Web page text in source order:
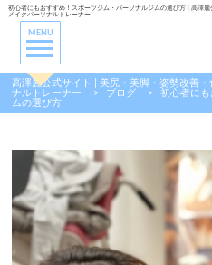
初心者にもおすすめ！スポーツジム・パーソナルジムの選び方 | 高澤
メイクパーソナルトレーナー
MENU
高澤麗公式サイト | 美尻・美脚・姿勢改善
ナルトレーナー
> ブログ >
初心者に
ムの選び方